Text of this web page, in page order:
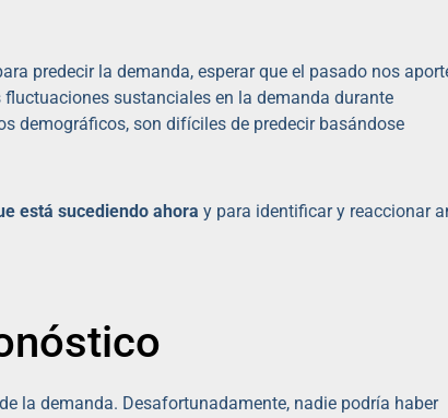
predecir la demanda, esperar que el pasado nos
sustanciales en la demanda durante
demográficos, son difíciles de predecir basándose
está sucediendo ahora y para identificar y reaccionar
la demanda. Desafortunadamente, nadie podría haber